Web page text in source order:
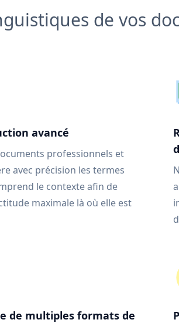
de vos
avancé
professionnels et
avec précision les termes
le contexte afin de
maximale là où elle est
de multiples formats de